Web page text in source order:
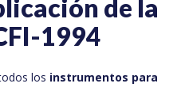
de la
1994
los instrumentos para